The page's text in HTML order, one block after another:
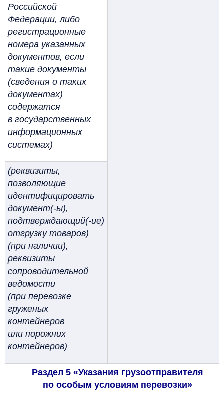
Российской
Федерации, либо
регистрационные
номера указанных
документов, если
такие документы
(сведения о таких
документах)
содержатся
в государственных
информационных
системах)
(реквизиты,
позволяющие
идентифицировать
документ(-ы),
подтверждающий(-ие)
отгрузку товаров)
(при наличии),
реквизиты
сопроводительной
ведомости
(при перевозке
груженых
контейнеров
или порожних
контейнеров)
Раздел 5 «Указания грузоотправителя
по особым условиям перевозки»